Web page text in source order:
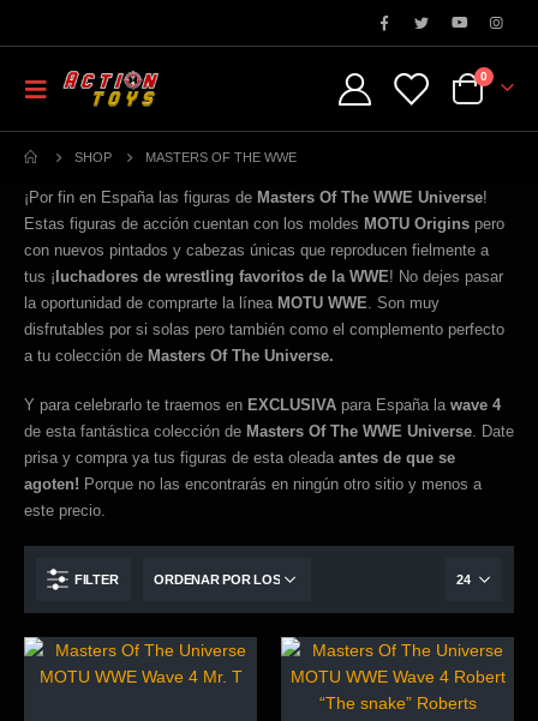
0
SHOP MASTERS OF THE WWE
¡Por fin en España las figuras de Masters Of The WWE Universe!
Estas figuras de acción cuentan con los moldes MOTU Origins pero
con nuevos pintados y cabezas únicas que reproducen fielmente a
tus ¡ luchadores de wrestling favoritos de la WWE! No dejes pasar
la oportunidad de comprarte la línea MOTU WWE. Son muy
disfrutables por si solas pero también como el complemento perfecto
a tu colección de Masters Of The Universe.
Y para celebrarlo te traemos en EXCLUSIVA para España la wave 4
de esta fantástica colección de Masters Of The WWE Universe . Date
prisa y compra ya tus figuras de esta oleada antes de que se
agoten! Porque no las encontrarás en ningún otro sitio y menos a
este precio.
FILTER